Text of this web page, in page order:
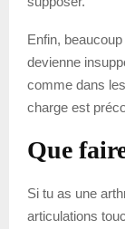
Enfin,
devienne
comme dans
charge est
Que
Si tu as une
articulations